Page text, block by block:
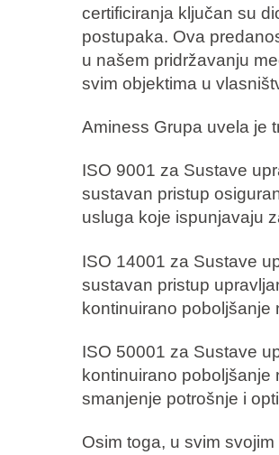
certificiranja ključan su
postupaka. Ova
u našem pridržavanju
svim objektima u
Aminess Grupa uvela je
ISO 9001 za Sustave
sustavan pristup
usluga koje ispunjavaju
ISO 14001 za Sustave
sustavan pristup
kontinuirano poboljšanje
ISO 50001 za Sustave
kontinuirano
smanjenje potrošnje i
Osim toga, u svim